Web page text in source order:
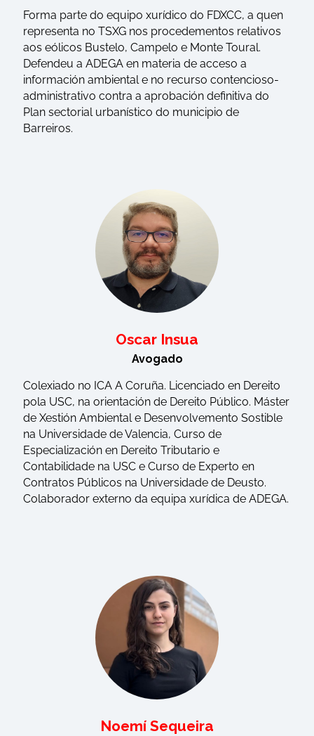
Forma parte do equipo xurídico do FDXCC, a quen
representa no TSXG nos procedementos relativos
aos eólicos Bustelo, Campelo e Monte Toural.
Defendeu a ADEGA en materia de acceso a
información ambiental e no recurso contencioso-
administrativo contra a aprobación definitiva do
Plan sectorial urbanístico do municipio de
Barreiros.
Oscar Insua
Avogado
Colexiado no ICA A Coruña. Licenciado en Dereito
pola USC, na orientación de Dereito Público. Máster
de Xestión Ambiental e Desenvolvemento Sostible
na Universidade de Valencia, Curso de
Especialización en Dereito Tributario e
Contabilidade na USC e Curso de Experto en
Contratos Públicos na Universidade de Deusto.
Colaborador externo da equipa xurídica de ADEGA.
Noemí Sequeira